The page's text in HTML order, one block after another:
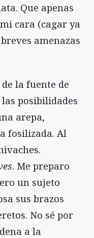
Que apenas
cara (cagar ya
amenazas
la fuente de
posibilidades
arepa,
fosilizada. Al
. Me preparo
un sujeto
sus brazos
No sé por
a la